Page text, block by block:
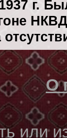
г.
О
или